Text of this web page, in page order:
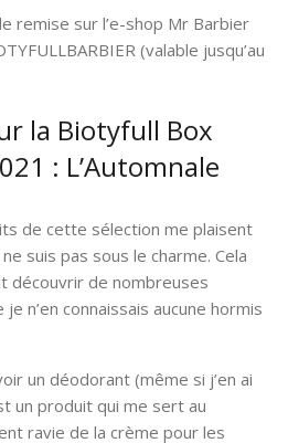
remise sur l’e-shop Mr Barbier
(valable jusqu’au
la Biotyfull Box
: L’Automnale
de cette sélection me plaisent
suis pas sous le charme. Cela
découvrir de nombreuses
n’en connaissais aucune hormis
un déodorant (même si j’en ai
un produit qui me sert au
ravie de la crème pour les